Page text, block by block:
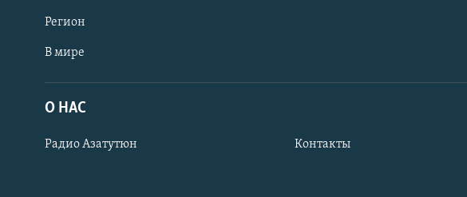
Регион
В мире
О НАС
Радио Азатутюн Контакты